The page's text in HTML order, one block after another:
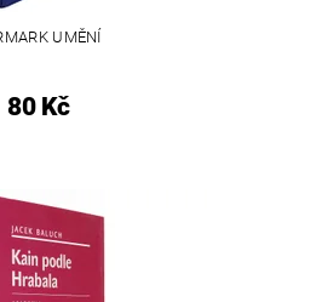
UMĚNÍ
80 Kč